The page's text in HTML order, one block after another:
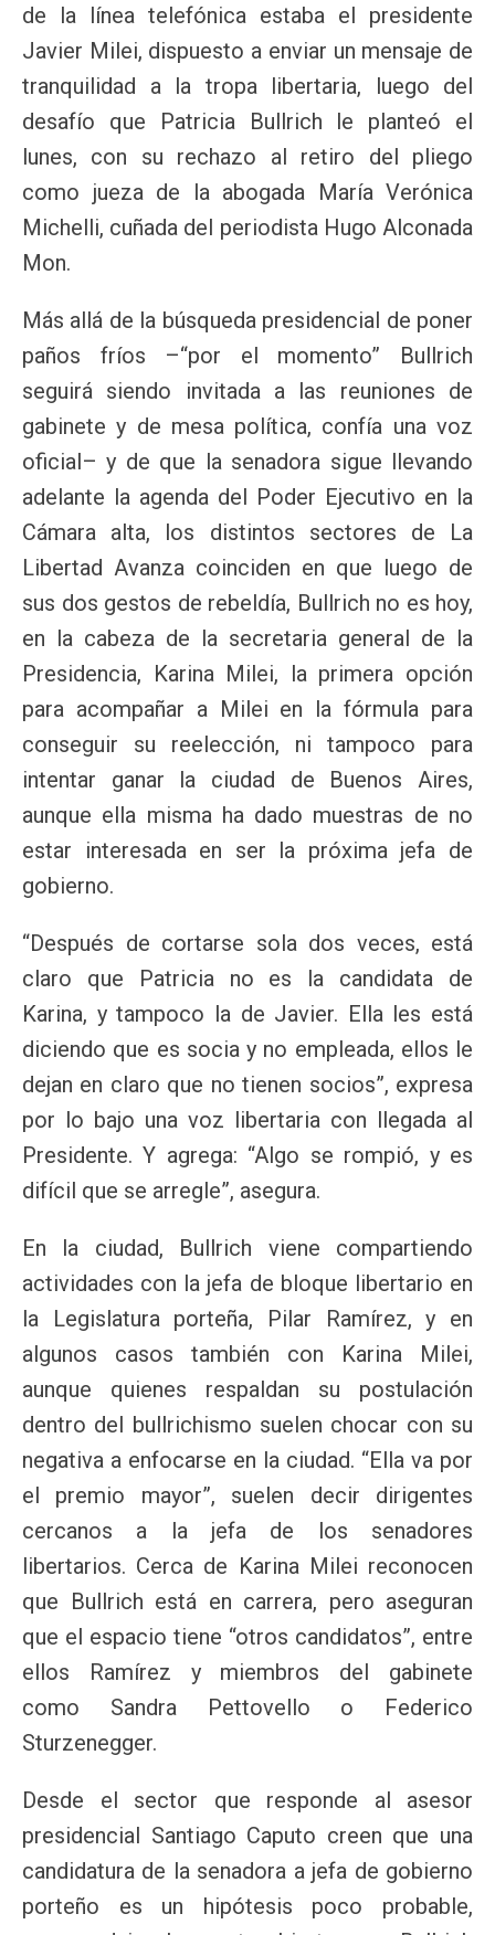
de la línea telefónica estaba el presidente
Javier Milei, dispuesto a enviar un mensaje de
tranquilidad a la tropa libertaria, luego del
desafío que Patricia Bullrich le planteó el
lunes, con su rechazo al retiro del pliego
como jueza de la abogada María Verónica
Michelli, cuñada del periodista Hugo Alconada
Mon.
Más allá de la búsqueda presidencial de poner
paños fríos –“por el momento” Bullrich
seguirá siendo invitada a las reuniones de
gabinete y de mesa política, confía una voz
oficial– y de que la senadora sigue llevando
adelante la agenda del Poder Ejecutivo en la
Cámara alta, los distintos sectores de La
Libertad Avanza coinciden en que luego de
sus dos gestos de rebeldía, Bullrich no es hoy,
en la cabeza de la secretaria general de la
Presidencia, Karina Milei, la primera opción
para acompañar a Milei en la fórmula para
conseguir su reelección, ni tampoco para
intentar ganar la ciudad de Buenos Aires,
aunque ella misma ha dado muestras de no
estar interesada en ser la próxima jefa de
gobierno.
“Después de cortarse sola dos veces, está
claro que Patricia no es la candidata de
Karina, y tampoco la de Javier. Ella les está
diciendo que es socia y no empleada, ellos le
dejan en claro que no tienen socios”, expresa
por lo bajo una voz libertaria con llegada al
Presidente. Y agrega: “Algo se rompió, y es
difícil que se arregle”, asegura.
En la ciudad, Bullrich viene compartiendo
actividades con la jefa de bloque libertario en
la Legislatura porteña, Pilar Ramírez, y en
algunos casos también con Karina Milei,
aunque quienes respaldan su postulación
dentro del bullrichismo suelen chocar con su
negativa a enfocarse en la ciudad. “Ella va por
el premio mayor”, suelen decir dirigentes
cercanos a la jefa de los senadores
libertarios. Cerca de Karina Milei reconocen
que Bullrich está en carrera, pero aseguran
que el espacio tiene “otros candidatos”, entre
ellos Ramírez y miembros del gabinete
como Sandra Pettovello o Federico
Sturzenegger.
Desde el sector que responde al asesor
presidencial Santiago Caputo creen que una
candidatura de la senadora a jefa de gobierno
porteño es un hipótesis poco probable,